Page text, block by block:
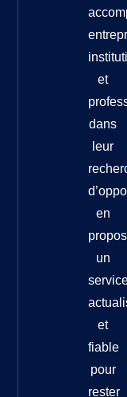
et
dans
leur
en
un
et
fiable
pour
rester